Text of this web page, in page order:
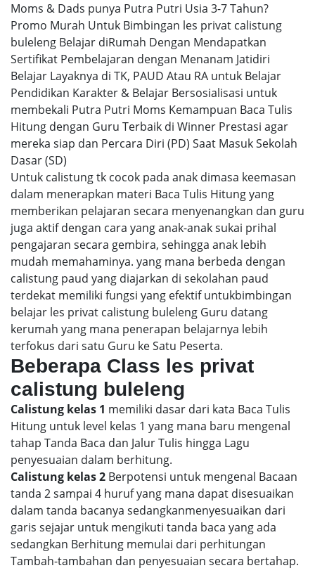
Moms & Dads punya Putra Putri Usia 3-7 Tahun?
Promo Murah Untuk Bimbingan les privat calistung
buleleng Belajar diRumah Dengan Mendapatkan
Sertifikat Pembelajaran dengan Menanam Jatidiri
Belajar Layaknya di TK, PAUD Atau RA untuk Belajar
Pendidikan Karakter & Belajar Bersosialisasi untuk
membekali Putra Putri Moms Kemampuan Baca Tulis
Hitung dengan Guru Terbaik di Winner Prestasi agar
mereka siap dan Percara Diri (PD) Saat Masuk Sekolah
Dasar (SD)
Untuk calistung tk cocok pada anak dimasa keemasan
dalam menerapkan materi Baca Tulis Hitung yang
memberikan pelajaran secara menyenangkan dan guru
juga aktif dengan cara yang anak-anak sukai prihal
pengajaran secara gembira, sehingga anak lebih
mudah memahaminya. yang mana berbeda dengan
calistung paud yang diajarkan di sekolahan paud
terdekat memiliki fungsi yang efektif untukbimbingan
belajar les privat calistung buleleng Guru datang
kerumah yang mana penerapan belajarnya lebih
terfokus dari satu Guru ke Satu Peserta.
Beberapa Class les privat
calistung buleleng
Calistung kelas 1 memiliki dasar dari kata Baca Tulis
Hitung untuk level kelas 1 yang mana baru mengenal
tahap Tanda Baca dan Jalur Tulis hingga Lagu
penyesuaian dalam berhitung.
Calistung kelas 2 Berpotensi untuk mengenal Bacaan
tanda 2 sampai 4 huruf yang mana dapat disesuaikan
dalam tanda bacanya sedangkanmenyesuaikan dari
garis sejajar untuk mengikuti tanda baca yang ada
sedangkan Berhitung memulai dari perhitungan
Tambah-tambahan dan penyesuaian secara bertahap.